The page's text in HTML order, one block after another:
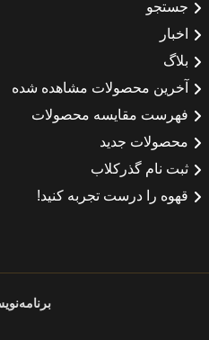
جستجو
اخبار
بلاگ
آخرین محصولات مشاهده شده
فهرست مقایسه محصولات
محصولات جدید
ثبت نام گذرکلاب
قهوه را درست تجربه کنید!